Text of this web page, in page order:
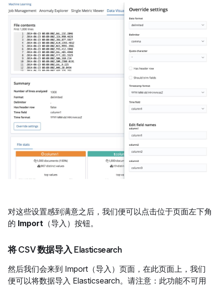
对这些设置感到满意之后，我们便可以点击位于页面左下角
的 Import （导入）按钮。
将 CSV 数据导入 Elasticsearch
然后我们会来到 Import（导入）页面，在此页面上，我们
便可以将数据导入 Elasticsearch。请注意：此功能不可用